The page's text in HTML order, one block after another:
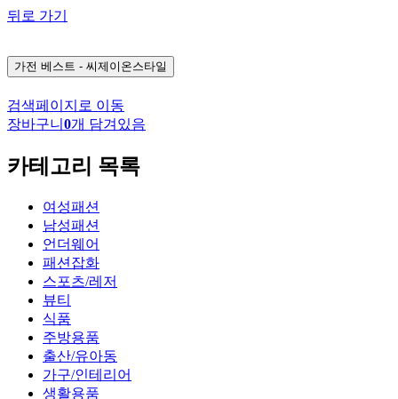
뒤로 가기
가전 베스트 - 씨제이온스타일
검색페이지로 이동
장바구니 0개 담겨있음
카테고리 목록
여성패션
남성패션
언더웨어
패션잡화
스포츠/레저
뷰티
식품
주방용품
출산/유아동
가구/인테리어
생활용품